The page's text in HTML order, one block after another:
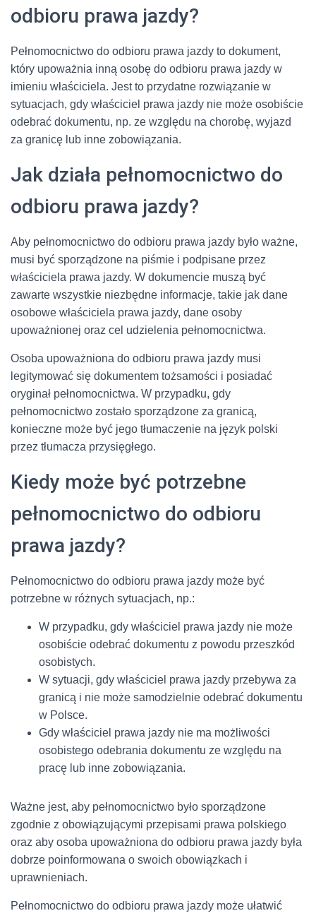
odbioru prawa jazdy?
Pełnomocnictwo do odbioru prawa jazdy to dokument,
który upoważnia inną osobę do odbioru prawa jazdy w
imieniu właściciela. Jest to przydatne rozwiązanie w
sytuacjach, gdy właściciel prawa jazdy nie może osobiście
odebrać dokumentu, np. ze względu na chorobę, wyjazd
za granicę lub inne zobowiązania.
Jak działa pełnomocnictwo do
odbioru prawa jazdy?
Aby pełnomocnictwo do odbioru prawa jazdy było ważne,
musi być sporządzone na piśmie i podpisane przez
właściciela prawa jazdy. W dokumencie muszą być
zawarte wszystkie niezbędne informacje, takie jak dane
osobowe właściciela prawa jazdy, dane osoby
upoważnionej oraz cel udzielenia pełnomocnictwa.
Osoba upoważniona do odbioru prawa jazdy musi
legitymować się dokumentem tożsamości i posiadać
oryginał pełnomocnictwa. W przypadku, gdy
pełnomocnictwo zostało sporządzone za granicą,
konieczne może być jego tłumaczenie na język polski
przez tłumacza przysięgłego.
Kiedy może być potrzebne
pełnomocnictwo do odbioru
prawa jazdy?
Pełnomocnictwo do odbioru prawa jazdy może być
potrzebne w różnych sytuacjach, np.:
W przypadku, gdy właściciel prawa jazdy nie może
osobiście odebrać dokumentu z powodu przeszkód
osobistych.
W sytuacji, gdy właściciel prawa jazdy przebywa za
granicą i nie może samodzielnie odebrać dokumentu
w Polsce.
Gdy właściciel prawa jazdy nie ma możliwości
osobistego odebrania dokumentu ze względu na
pracę lub inne zobowiązania.
Ważne jest, aby pełnomocnictwo było sporządzone
zgodnie z obowiązującymi przepisami prawa polskiego
oraz aby osoba upoważniona do odbioru prawa jazdy była
dobrze poinformowana o swoich obowiązkach i
uprawnieniach.
Pełnomocnictwo do odbioru prawa jazdy może ułatwić